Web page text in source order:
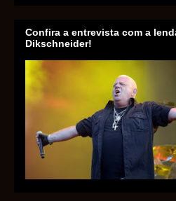
Confira a entrevista com a
Dikschneider!